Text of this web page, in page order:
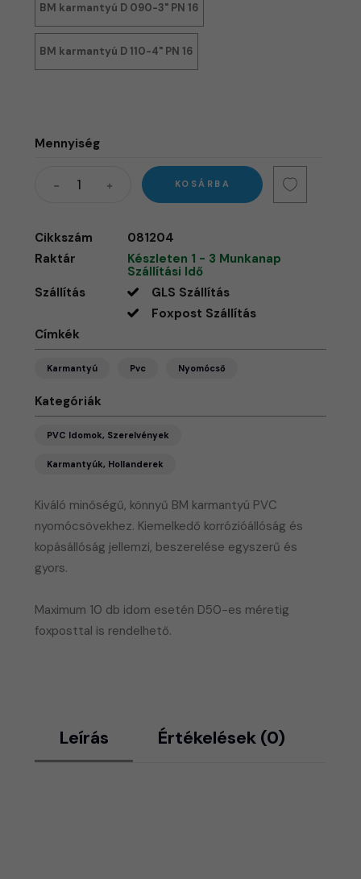
Kiváló minőségű, könnyű BM karmantyú PVC
nyomócsövekhez. Kiemelkedő korrózióállóság és
kopásállóság jellemzi, beszerelése egyszerű és
gyors.
Maximum 10 db idom esetén D50-es méretig
foxposttal is rendelhető.
BM karmantyú D 090-3" PN 16
BM karmantyú D 110-4" PN 16
Mennyiség
KOSÁRBA
Cikkszám
081204
Raktár
Készleten 1 - 3 Munkanap
Szállítási Idő
Szállítás
GLS Szállítás
Foxpost Szállítás
Címkék
Karmantyú Pvc Nyomócső
Kategóriák
PVC Idomok, Szerelvények
Karmantyúk, Hollanderek
Leírás Értékelések (0)